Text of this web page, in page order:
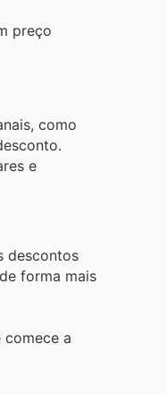
preço
como
e
descontos
forma mais
a